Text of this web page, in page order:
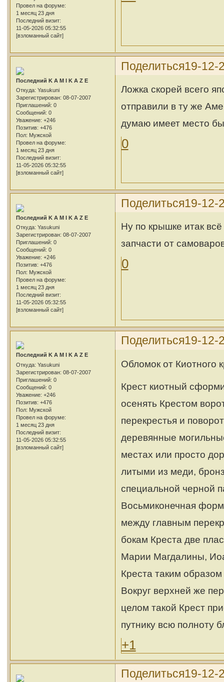
Провел на форуме:
1 месяц 23 дня
Последний визит:
11-05-2026 05:32:55
[взломанный сайт]
Поделиться19-12-
Последний K A M I K A Z E
Откуда: Yasukuni
Зарегистрирован: 08-07-2007
Приглашений: 0
Сообщений: 0
Уважение: +246
Позитив: +476
Пол: Мужской
Провел на форуме:
1 месяц 23 дня
Последний визит:
11-05-2026 05:32:55
[взломанный сайт]
Ложка скорей всего
отправили в ту же
думаю имеет место
0
Поделиться19-12-
Последний K A M I K A Z E
Откуда: Yasukuni
Зарегистрирован: 08-07-2007
Приглашений: 0
Сообщений: 0
Уважение: +246
Позитив: +476
Пол: Мужской
Провел на форуме:
1 месяц 23 дня
Последний визит:
11-05-2026 05:32:55
[взломанный сайт]
Ну по крышке итак
запчасти от
0
Поделиться19-12-
Последний K A M I K A Z E
Откуда: Yasukuni
Зарегистрирован: 08-07-2007
Приглашений: 0
Сообщений: 0
Уважение: +246
Позитив: +476
Пол: Мужской
Провел на форуме:
1 месяц 23 дня
Последний визит:
11-05-2026 05:32:55
[взломанный сайт]
Обломок от Киотного
Крест киотный
осенять Крестом
перекрестья и
деревянные
местах или просто
литыми из меди,
специальной черной
Восьмиконечная
между главным
бокам Креста две
Марии Магдалины,
Креста таким
Вокруг верхней же
целом такой Крест
путнику всю полноту
+1
Поделиться19-12-